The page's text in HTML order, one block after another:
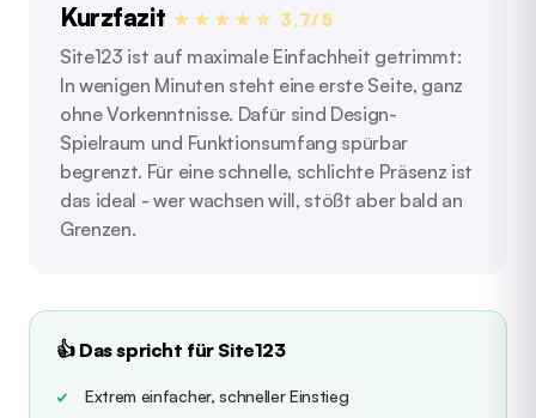
Kurzfazit ★★★★☆ 3,7/5
Site123 ist auf maximale Einfachheit getrimmt:
In wenigen Minuten steht eine erste Seite, ganz
ohne Vorkenntnisse. Dafür sind Design-
Spielraum und Funktionsumfang spürbar
begrenzt. Für eine schnelle, schlichte Präsenz ist
das ideal - wer wachsen will, stößt aber bald an
Grenzen.
👍 Das spricht für Site123
Extrem einfacher, schneller Einstieg